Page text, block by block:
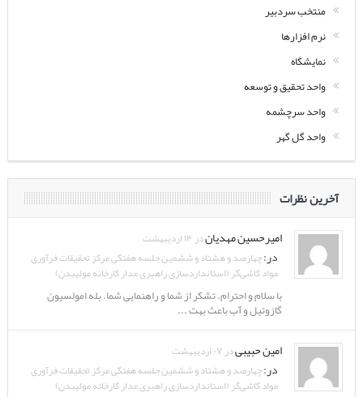
منتخب سردبیر
نرم افزارها
نمایشگاه
واحد تحقیق و توسعه
واحد سرچشمه
واحد گل گهر
آخرین نظرات
امیرحسین مهدیاندر ۱۴ اردیبهشت
در:چهارصد و هشتاد و ششمین جلسه هفتگی مرکز تحقیقات فرآوری
مواد کاشی‌گر (استانداردسازی راهبری مدار کارخانه مولیبدن)
با سلام و احترام. تشکر از شما و راهنمایی شما. بله امولسیون
گازوئیل و آب باعث بهت ...
امین حبیبیدر ۰۷ اردیبهشت
در:چهارصد و هشتاد و ششمین جلسه هفتگی مرکز تحقیقات فرآوری
مواد کاشی‌گر (استانداردسازی راهبری مدار کارخانه مولیبدن)